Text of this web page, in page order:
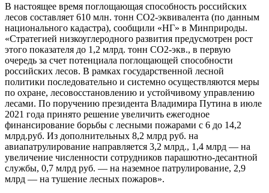
В настоящее время поглощающая способность российских
лесов составляет 610 млн. тонн CO2-эквивалента (по данным
национального кадастра), сообщили «НГ» в Минприроды.
«Стратегией низкоуглеродного развития предусмотрен рост
этого показателя до 1,2 млрд. тонн CO2-экв., в первую
очередь за счет потенциала поглощающей способности
российских лесов. В рамках государственной лесной
политики последовательно и системно осуществляются меры
по охране, лесовосстановлению и устойчивому управлению
лесами. По поручению президента Владимира Путина в июле
2021 года принято решение увеличить ежегодное
финансирование борьбы с лесными пожарами с 6 до 14,2
млрд.руб. Из дополнительных 8,2 млрд руб. на
авиапатрулирование направляется 3,2 млрд., 1,4 млрд — на
увеличение численности сотрудников парашютно-десантной
службы, 0,7 млрд руб. — на наземное патрулирование, 2,9
млрд — на тушение лесных пожаров».